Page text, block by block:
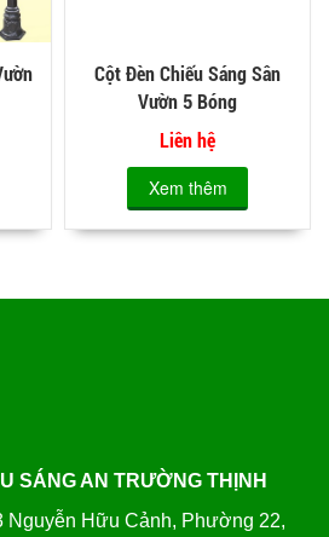
Cột Đèn Chiếu Sáng Sân
Vườn 5 Bóng
Liên hệ
Xem thêm
SÁNG AN TRƯỜNG THỊNH
Nguyễn Hữu Cảnh, Phường 22,